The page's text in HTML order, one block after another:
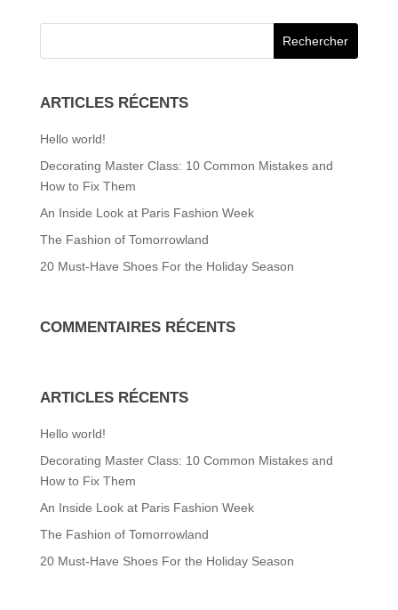
ARTICLES RÉCENTS
Hello world!
Decorating Master Class: 10 Common Mistakes and
How to Fix Them
An Inside Look at Paris Fashion Week
The Fashion of Tomorrowland
20 Must-Have Shoes For the Holiday Season
COMMENTAIRES RÉCENTS
ARTICLES RÉCENTS
Hello world!
Decorating Master Class: 10 Common Mistakes and
How to Fix Them
An Inside Look at Paris Fashion Week
The Fashion of Tomorrowland
20 Must-Have Shoes For the Holiday Season